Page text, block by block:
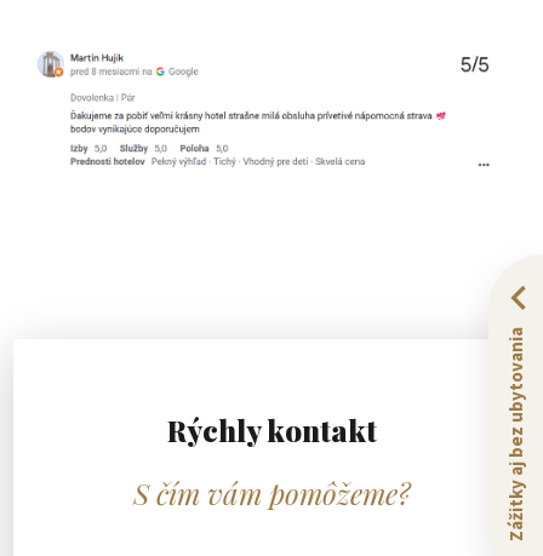
Zážitky aj bez ubytovania
Rýchly kontakt
S čím vám pomôžeme?